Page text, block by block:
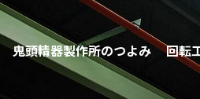
鬼頭精器製作所のつよみ 回転